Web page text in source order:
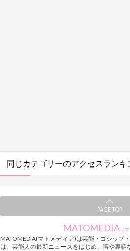
同じカテゴリーのアクセスランキ
PAGE TOP
MATOMEDIA [
MATOMEDIA(マトメディア)は芸能・ゴシップ
は、芸能人の最新ニュースをはじめ、噂や裏話